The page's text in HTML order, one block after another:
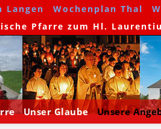
Langen Wochenplan Thal
Pfarre zum Hl.
Unser Glaube Unsere